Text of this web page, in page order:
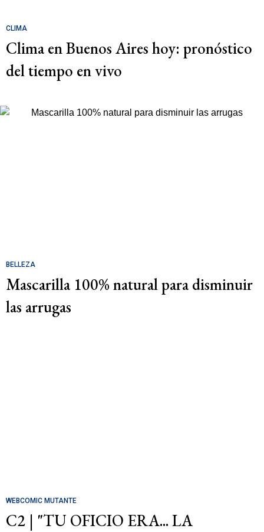
CLIMA
Clima en Buenos Aires hoy: pronóstico
del tiempo en vivo
BELLEZA
Mascarilla 100% natural para disminuir
las arrugas
WEBCOMIC MUTANTE
C2 | "TU OFICIO ERA... LA